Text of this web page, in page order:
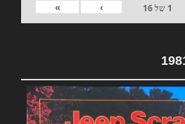
1 של16
›
»